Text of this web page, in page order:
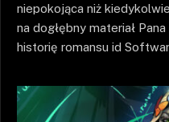
niepokojąca niż
na dogłębny materiał
historię romansu id